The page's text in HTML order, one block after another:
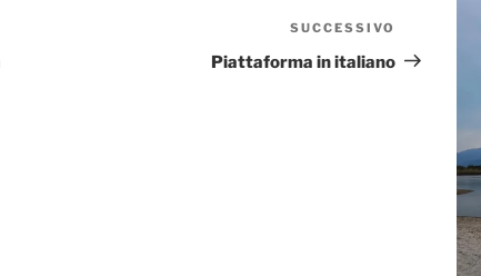
successivo
SUCCESSIVO
Piattaforma in italiano